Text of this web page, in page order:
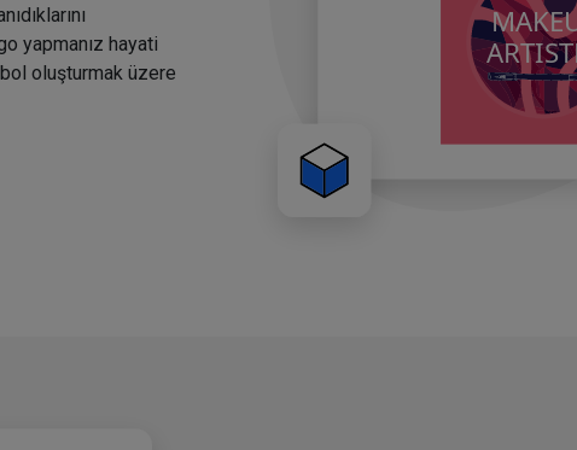
yapmanız hayati
oluşturmak üzere